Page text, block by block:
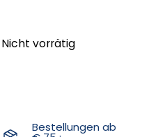
Nicht vorrätig
Bestellungen ab